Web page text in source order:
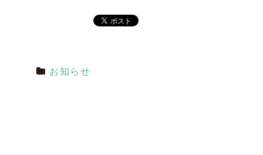
お知らせ